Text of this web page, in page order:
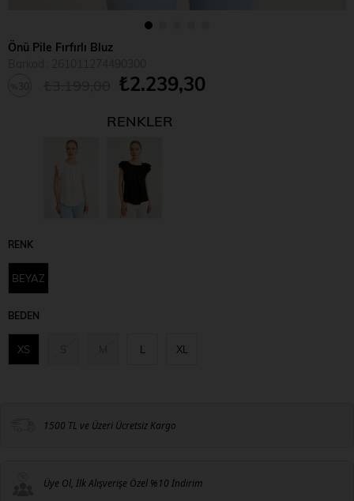
Önü Pile Fırfırlı Bluz
₺2.239,30
RENKLER
RENK
BEYAZ
BEDEN
XS L XL
1500 TL ve Üzeri Ücretsiz Kargo
Üye Ol, İlk Alışverişe Özel %10 İndirim